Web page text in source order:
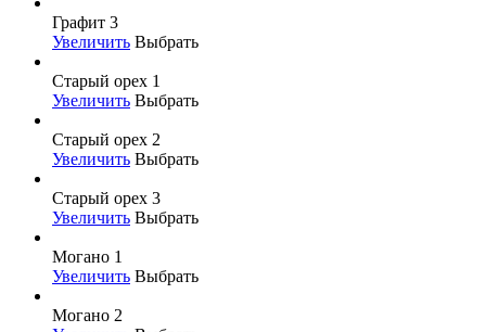
Графит 3
Увеличить Выбрать
Старый орех 1
Увеличить Выбрать
Старый орех 2
Увеличить Выбрать
Старый орех 3
Увеличить Выбрать
Могано 1
Увеличить Выбрать
Могано 2